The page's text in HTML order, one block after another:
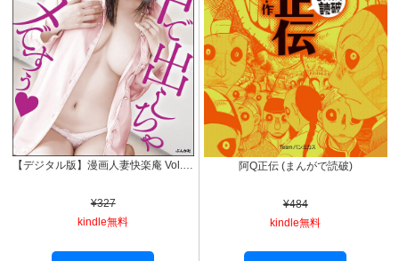
【デジタル版】漫画人妻快楽庵 Vol.56
¥327
kindle無料
阿Q正伝 (まんがで読破)
¥484
kindle無料